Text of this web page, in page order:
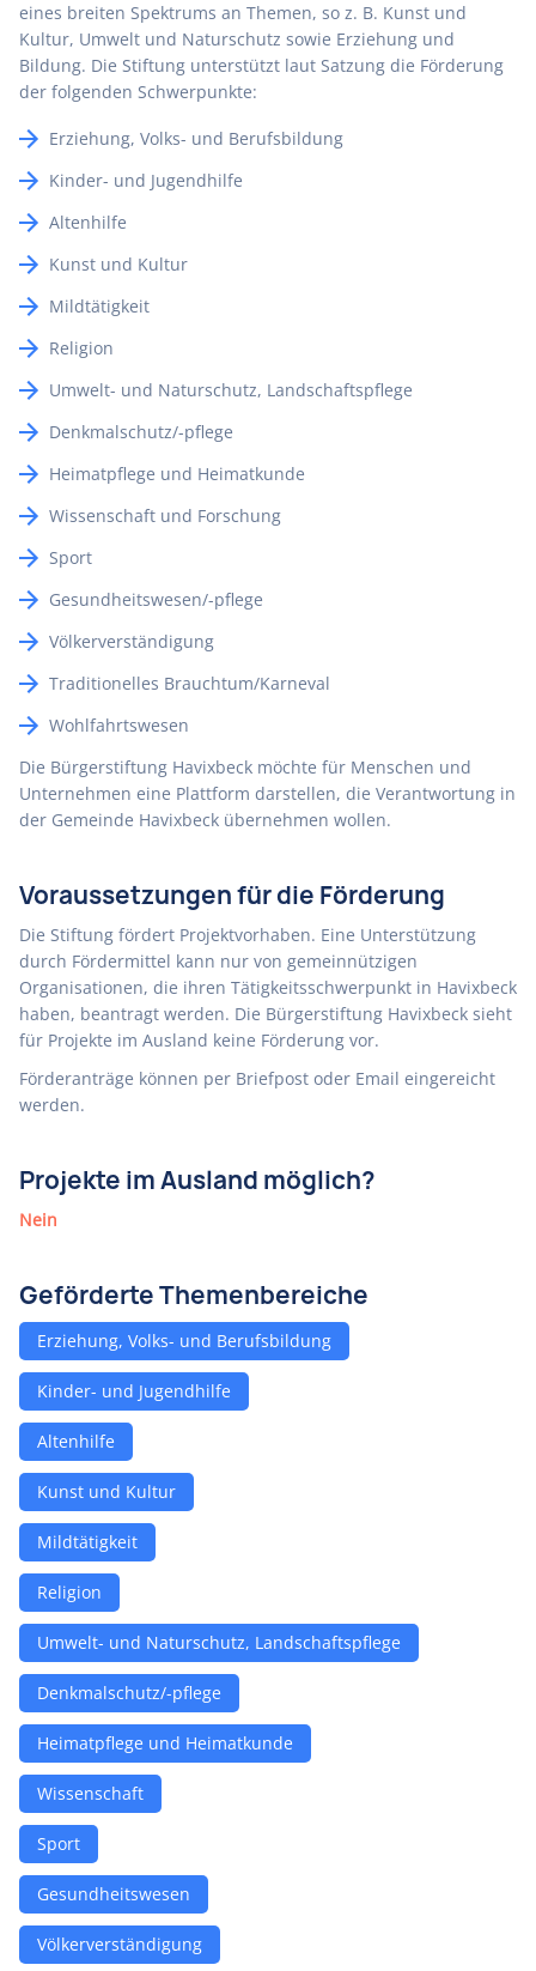
eines breiten Spektrums an Themen, so z. B. Kunst und
Kultur, Umwelt und Naturschutz sowie Erziehung und
Bildung. Die Stiftung unterstützt laut Satzung die Förderung
der folgenden Schwerpunkte:
Erziehung, Volks- und Berufsbildung
Kinder- und Jugendhilfe
Altenhilfe
Kunst und Kultur
Mildtätigkeit
Religion
Umwelt- und Naturschutz, Landschaftspflege
Denkmalschutz/-pflege
Heimatpflege und Heimatkunde
Wissenschaft und Forschung
Sport
Gesundheitswesen/-pflege
Völkerverständigung
Traditionelles Brauchtum/Karneval
Wohlfahrtswesen
Die Bürgerstiftung Havixbeck möchte für Menschen und
Unternehmen eine Plattform darstellen, die Verantwortung in
der Gemeinde Havixbeck übernehmen wollen.
Voraussetzungen für die Förderung
Die Stiftung fördert Projektvorhaben. Eine Unterstützung
durch Fördermittel kann nur von gemeinnützigen
Organisationen, die ihren Tätigkeitsschwerpunkt in Havixbeck
haben, beantragt werden. Die Bürgerstiftung Havixbeck sieht
für Projekte im Ausland keine Förderung vor.
Förderanträge können per Briefpost oder Email eingereicht
werden.
Projekte im Ausland möglich?
Nein
Geförderte Themenbereiche
Erziehung, Volks- und Berufsbildung
Kinder- und Jugendhilfe
Altenhilfe
Kunst und Kultur
Mildtätigkeit
Religion
Umwelt- und Naturschutz, Landschaftspflege
Denkmalschutz/-pflege
Heimatpflege und Heimatkunde
Wissenschaft
Sport
Gesundheitswesen
Völkerverständigung